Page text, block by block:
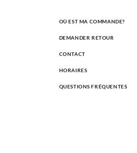
OÙ EST MA COMMANDE?
DEMANDER RETOUR
CONTACT
HORAIRES
QUESTIONS FRÉQUENTES